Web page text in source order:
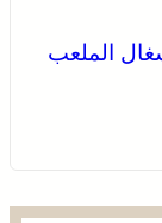
أشغال الملعب